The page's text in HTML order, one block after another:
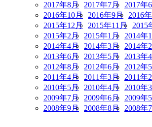
2017年8月
2017年7月 2017年
2016年10月
2016年9月 2016
2015年12月
2015年11月 2015
2015年2月
2015年1月 2014年
2014年4月
2014年3月 2014年
2013年6月
2013年5月 2013年
2012年8月
2012年6月 2012年
2011年4月
2011年3月 2011年
2010年5月
2010年4月 2010年
2009年7月
2009年6月 2009年
2008年9月
2008年8月 2008年